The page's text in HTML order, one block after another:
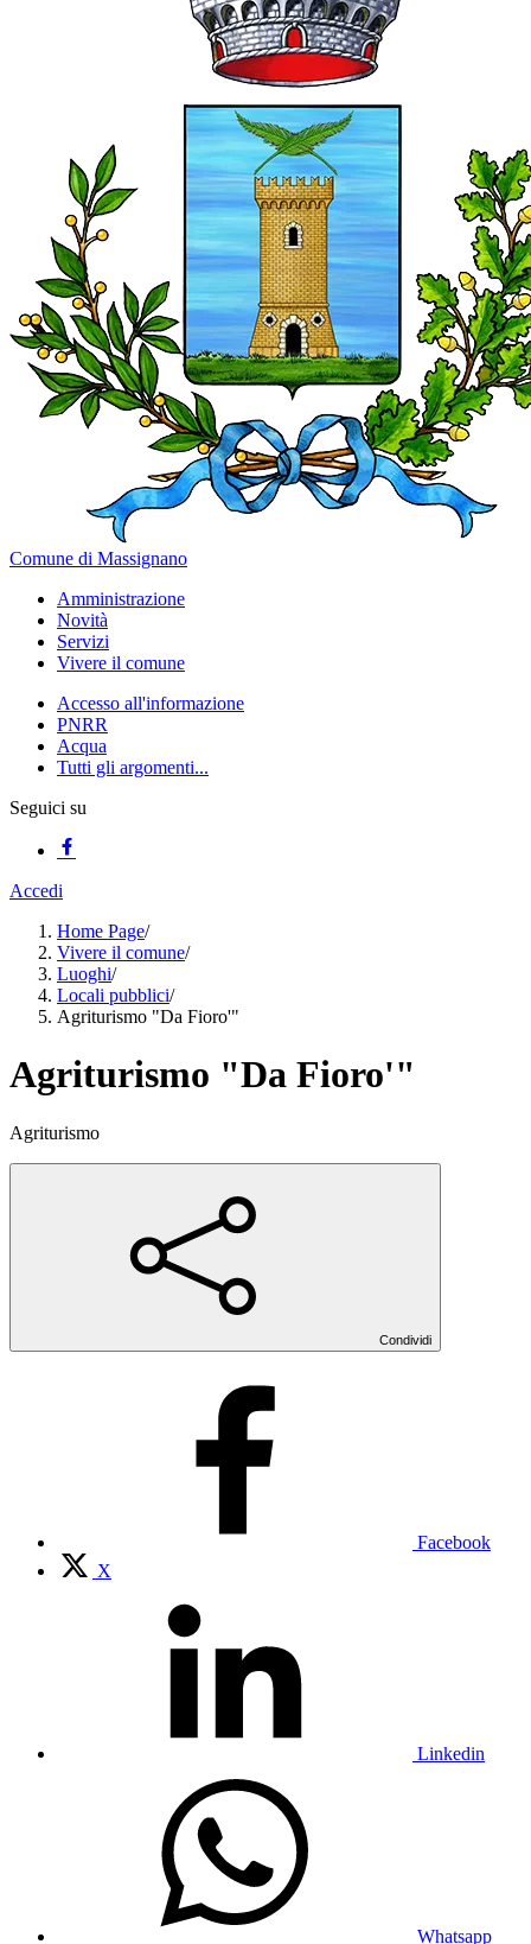
Comune di Massignano
Amministrazione
Novità
Servizi
Vivere il comune
Accesso all'informazione
PNRR
Acqua
Tutti gli argomenti...
Seguici su
Accedi
Home Page/
Vivere il comune/
Luoghi/
Locali pubblici/
Agriturismo "Da Fioro'"
Agriturismo "Da Fioro'"
Agriturismo
Condividi
Facebook
X
Linkedin
Whatsapp